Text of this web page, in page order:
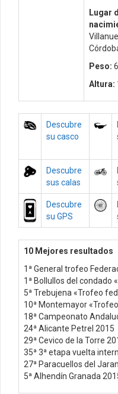
Lugar
Peso:
Altura:
Descubre
su casco
Descubre
sus calas
Descubre
su GPS
10 Mejores resultados
1ª General trofeo
1ª Bollullos del condado
5ª Trebujena «Trofeo
10ª Montemayor
18ª Campeonato
24ª Alicante Petrel 2015
29ª Cevico de la Torre
35ª 3ª etapa vuelta
27ª Paracuellos del
5ª Alhendín Granada